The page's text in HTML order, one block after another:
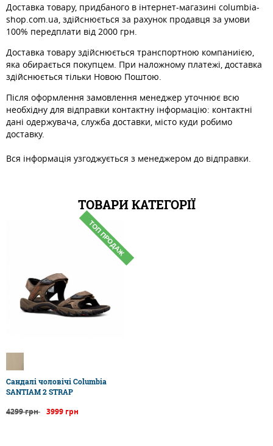
Доставка товару, придбаного в інтернет-магазині columbia-
shop.com.ua, здійснюється за рахунок продавця за умови
100% передплати від 2000 грн.
Доставка товару здійснюється транспортною компаниією,
яка обирається покупцем. При наложному платежі, доставка
здійснюється тільки Новою Поштою.
Після оформлення замовлення менеджер уточнює всю
необхідну для відправки контактну інформацію: контактні
дані одержувача, служба доставки, місто куди робимо
доставку.
Вся інформація узгоджується з менеджером до відправки.
ТОВАРИ КАТЕГОРІЇ
ТОП ПРОДАЖ
Сандалі чоловічі Columbia
SANTIAM 2 STRAP
4299 грн 3999 грн